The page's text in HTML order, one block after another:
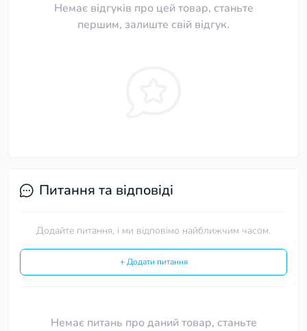
Немає відгуків про цей товар, станьте
першим, залиште свій відгук.
Питання та відповіді
Додайте питання, і ми відповімо найближчим часом.
+ Додати питання
Немає питань про даний товар, станьте